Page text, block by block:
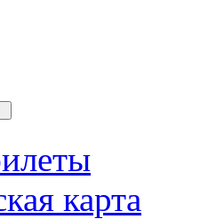
карта